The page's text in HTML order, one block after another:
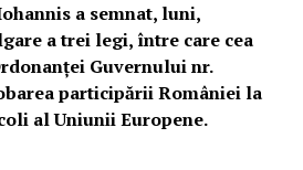
a semnat, luni,
a trei legi, între care cea
Guvernului nr.
participării României la
al Uniunii Europene.